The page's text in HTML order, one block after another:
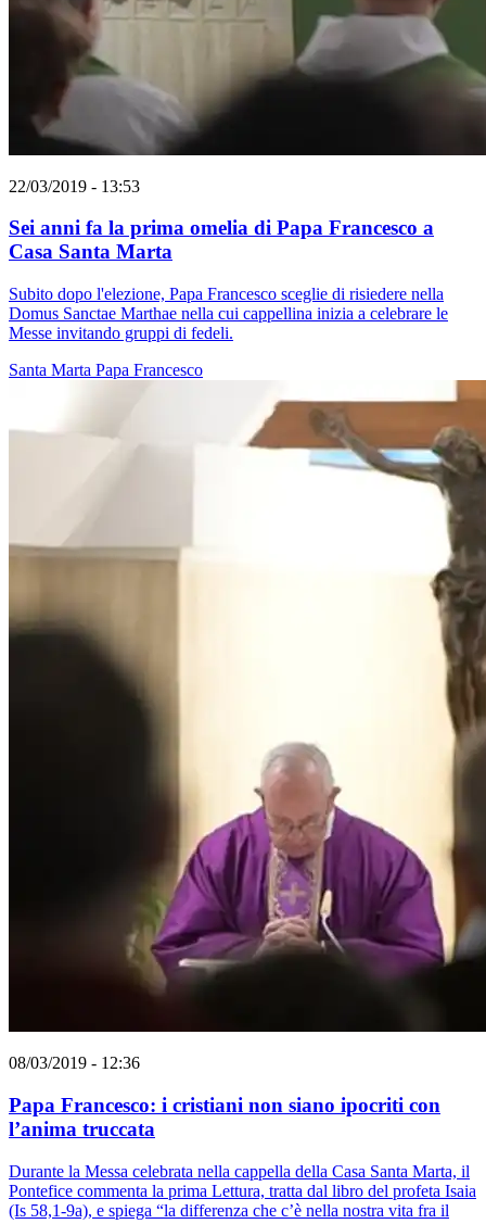
22/03/2019 - 13:53
Sei anni fa la prima omelia di Papa Francesco a
Casa Santa Marta
Subito dopo l'elezione, Papa Francesco sceglie di risiedere nella
Domus Sanctae Marthae nella cui cappellina inizia a celebrare le
Messe invitando gruppi di fedeli.
Santa Marta Papa Francesco
08/03/2019 - 12:36
Papa Francesco: i cristiani non siano ipocriti con
l’anima truccata
Durante la Messa celebrata nella cappella della Casa Santa Marta, il
Pontefice commenta la prima Lettura, tratta dal libro del profeta Isaia
(Is 58,1-9a), e spiega “la differenza che c’è nella nostra vita fra il